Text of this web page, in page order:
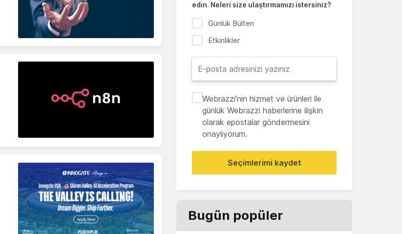
edin. Neleri size ulaştırmamızı istersiniz?
Günlük Bülten
Etkinlikler
Webrazzi'nin hizmet ve ürünleri ile
günlük Webrazzi haberlerine ilişkin
olarak epostalar göndermesini
onaylıyorum.
Seçimlerimi kaydet
Bugün popüler